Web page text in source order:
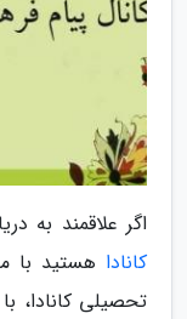
اگر علاقمند به
کانادا هستید با
تحصیلی کانادا،